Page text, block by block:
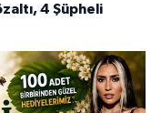
4 Şüpheli